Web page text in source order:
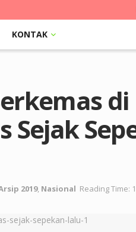
KONTAK
di
Sejak
2019, Nasional Reading Time: